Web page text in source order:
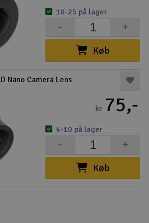
Køb
+
-
10-25 på lager
Nano Camera Lens
kr 75,-
Køb
+
-
4-10 på lager